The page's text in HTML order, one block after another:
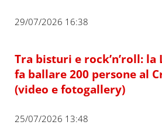
29/07/2026 16:38
Tra bisturi e rock’n’roll: la
fa ballare 200 persone al
(video e fotogallery)
25/07/2026 13:48